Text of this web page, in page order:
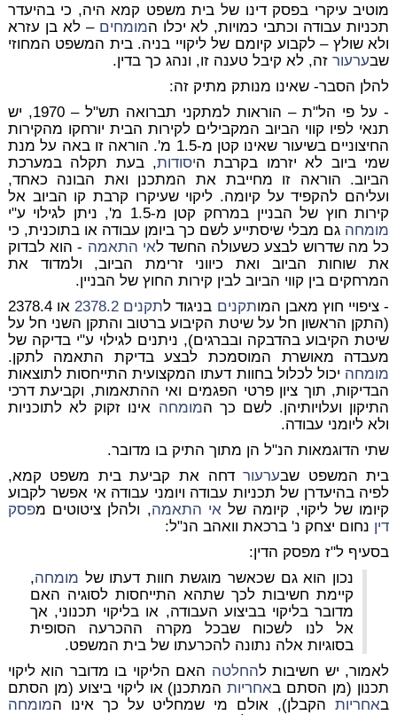
מוטיב עיקרי בפסק דינו של בית משפט קמא היה, כי בהיעדר
תכניות עבודה וכתבי כמויות, לא יכלו המומחים – לא בן עזרא
ולא שולץ – לקבוע קיומם של ליקויי בניה. בית המשפט המחוזי
שבערעורזה, לא קיבל טענה זו, ונהג כך בדין.
להלן הסבר- שאינו מנותק מתיק זה:
- על פי הל"ת – הוראות למתקני תברואה תש"ל – 1970, יש
תנאי לפיו קווי הביוב המקבילים לקירות הבית יורחקו מהקירות
החיצוניים בשיעור שאינו קטן מ-1.5 מ'. הוראה זו באה על מנת
שמי ביוב לא יזרמו בקרבת היסודות, בעת תקלה במערכת
הביוב. הוראה זו מחייבת את המתכנן ואת הבונה כאחד,
ועליהם להקפיד על קיומה. ליקוי שעיקרו קרבת קו הביוב אל
קירות חוץ של הבניין במרחק קטן מ-1.5 מ', ניתן לגילוי ע"י
מומחה גם מבלי שיסתייע לשם כך ביומן עבודה או בתוכנית, כי
כל מה שדרוש לבצע כשעולה החשד לאי התאמה - הוא לבדוק
את שוחות הביוב ואת כיווני זרימת הביוב, ולמדוד את
המרחקים בין קווי הביוב לבין קירות החוץ של הבניין.
- ציפויי חוץ מאבן המותקנים בניגוד לתקנים 2378.2
או 2378.4
(התקן הראשון חל על שיטת הקיבוע ברטוב והתקן השני חל על
שיטת הקיבוע בהדבקה ובברגים), ניתנים לגילוי ע"י בדיקה של
מעבדה מאושרת המוסמכת לבצע בדיקת התאמה לתקן.
מומחה יכול לכלול בחוות דעתו המקצועית התייחסות לתוצאות
הבדיקות, תוך ציון פרטי הפגמים ואי ההתאמות, וקביעת דרכי
התיקון ועלויותיהן. לשם כך המומחה אינו זקוק לא לתוכניות
ולא ליומני עבודה.
שתי הדוגמאות הנ"ל הן מתוך התיק בו מדובר.
בית המשפט שבערעורדחה את קביעת בית משפט קמא,
לפיה בהיעדרן של תכניות עבודה ויומני עבודה אי אפשר לקבוע
קיומו של ליקוי, קיומה של אי התאמה, ולהלן ציטוטים מפסק
דין נחום יצחק נ' ברכאת וואהב הנ"ל:
בסעיף ל"ז מפסק הדין:
נכון הוא גם שכאשר מוגשת חוות דעתו של מומחה,
קיימת חשיבות לכך שתהא התייחסות לסוגיה האם
מדובר בליקוי בביצוע העבודה, או בליקוי תכנוני, אך
אל לנו לשכוח שבכל מקרה ההכרעה הסופית
בסוגיות אלה נתונה להכרעתו של בית המשפט.
לאמור, יש חשיבות להחלטה האם הליקוי בו מדובר הוא ליקוי
תכנון (מן הסתם באחריותהמתכנן) או ליקוי ביצוע (מן הסתם
באחריותהקבלן), אולם מי שמחליט על כך אינו המומחה